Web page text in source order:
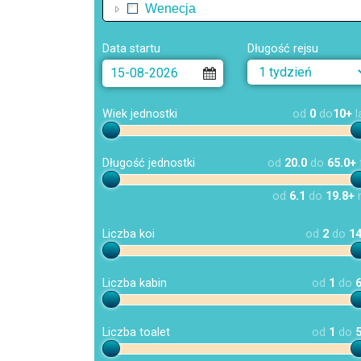
Wenecja
Data startu Długość rejsu
Wiek jednostki od 0 do10+
Długość jednostki od 20.0 do 65.0+
od 6.1 do 19.8+
Liczba koi od 2 do
Liczba kabin od 1 do
Liczba toalet od 1 do